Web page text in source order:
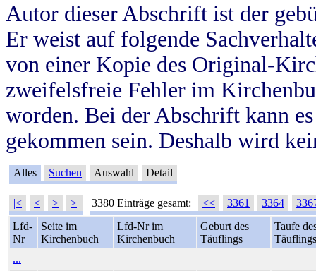
Autor dieser Abschrift ist der
Er weist auf folgende
von einer Kopie des Original-
zweifelsfreie Fehler im
worden. Bei der Abschrift kann
gekommen sein. Deshalb wird
Alles Suchen Auswahl Detail
|< < > >| 3380 Einträge gesamt: << 3361 3364
Lfd-
Nr
Seite im
Kirchenbuch
Lfd-Nr im
Kirchenbuch
Geburt des
Täuflings
Taufe
Täuflings
...